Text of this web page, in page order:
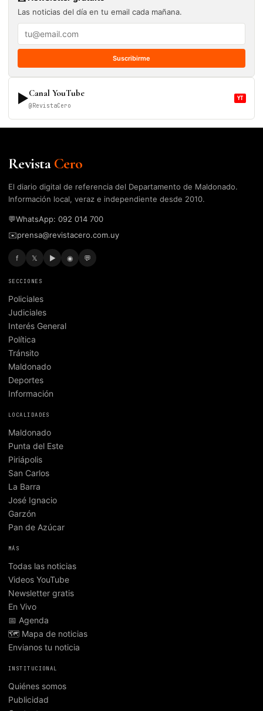
Las noticias del día en tu email cada mañana.
Suscribirme
▶Canal YouTube
@RevistaCero
YT
RevistaCero
El diario digital de referencia del Departamento de Maldonado.
Información local, veraz e independiente desde 2010.
💬WhatsApp: 092 014 700
✉️prensa@revistacero.com.uy
f 𝕏 ▶ ◉ 💬
SECCIONES
Policiales
Judiciales
Interés General
Política
Tránsito
Maldonado
Deportes
Información
LOCALIDADES
Maldonado
Punta del Este
Piriápolis
San Carlos
La Barra
José Ignacio
Garzón
Pan de Azúcar
MÁS
Todas las noticias
Videos YouTube
Newsletter gratis
En Vivo
📅 Agenda
🗺️ Mapa de noticias
Envianos tu noticia
INSTITUCIONAL
Quiénes somos
Publicidad